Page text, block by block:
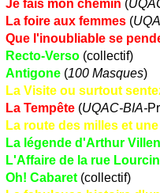
Je fais mon chemin (
La foire aux femmes (
Que l'inoubliable se
Recto-Verso (collectif)
Antigone (100 Masques)
La Visite ou surtout
La Tempête (UQAC-BIA-
La route des milles et
La légende d'Arthur
L'Affaire de la rue
Oh! Cabaret (collectif)